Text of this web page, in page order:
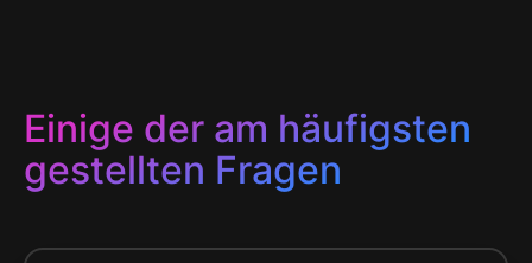
Einige der am häufigsten
gestellten Fragen